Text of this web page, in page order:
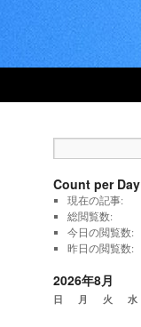
Count per Day
現在の記事:
総閲覧数:
今日の閲覧数:
昨日の閲覧数:
2026年8月
日 月 火 水